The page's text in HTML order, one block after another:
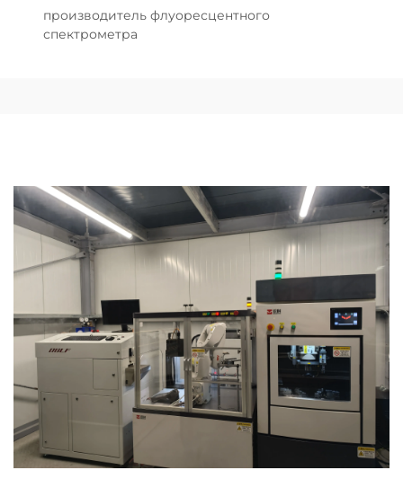
производитель флуоресцентного
спектрометра